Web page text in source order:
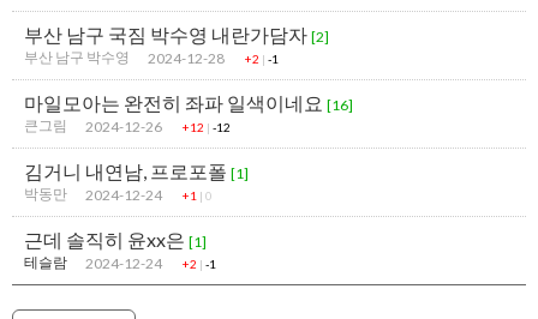
부산 남구 국짐 박수영 내란가담자 [2]
부산 남구 박수영
2024-12-28 +2 | -1
마일모아는 완전히 좌파 일색이네요 [16]
큰그림
2024-12-26 +12 | -12
김거니 내연남, 프로포폴 [1]
박동만
2024-12-24 +1 | 0
근데 솔직히 윤xx은 [1]
테슬람
2024-12-24 +2 | -1